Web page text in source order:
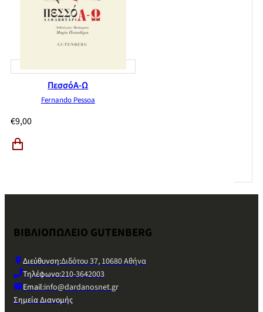
ΠεσσόΑ-Ω
Fernando Pessoa
€9,00
ΒΙΒΛΙΟΠΩΛΕΙΟ GUTENBERG
Διεύθυνση:Διδότου 37, 10680 Αθήνα
Τηλέφωνο:210-3642003
Email:info@dardanosnet.gr
Σημεία Διανομής